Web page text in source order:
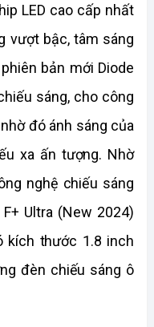
LED cao cấp nhất
vượt bậc, tâm sáng
bản mới Diode
sáng, cho công
đó ánh sáng của
xa ấn tượng. Nhờ
nghệ chiếu sáng
Ultra (New 2024)
kích thước 1.8 inch
đèn chiếu sáng ô